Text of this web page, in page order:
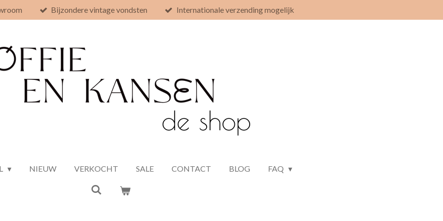
Bijzondere vintage vondsten Internationale verzending mogelijk
NIEUW VERKOCHT SALE CONTACT BLOG FAQ